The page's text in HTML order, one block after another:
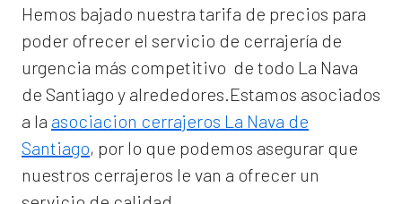
Hemos bajado nuestra tarifa de precios para
poder ofrecer el servicio de cerrajería de
urgencia más competitivo de todo La Nava
de Santiago y alrededores.Estamos asociados
a la asociacion cerrajeros La Nava de
Santiago, por lo que podemos asegurar que
nuestros cerrajeros le van a ofrecer un